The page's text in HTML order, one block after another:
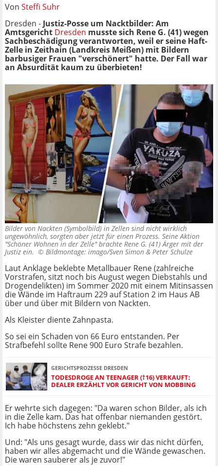
Von Steffi Suhr
Dresden - Justiz-Posse um Nacktbilder: Am
Amtsgericht Dresden musste sich Rene G. (41) wegen
Sachbeschädigung verantworten, weil er seine Haft-
Zelle in Zeithain (Landkreis Meißen) mit Bildern
barbusiger Frauen "verschönert" hatte. Der Fall war
an Absurdität kaum zu überbieten!
Bilder von Nackten (Symbolbild) in Zellen sind nicht wirklich
ungewöhnlich, sorgten aber jetzt für einen Prozess. Seine Aktion
"Schöner Wohnen in der Zelle" brachte Rene G. (41) Ärger mit der
Justiz ein. © Bildmontage: imago/Sven Simon & Peter Schulze
Laut Anklage beklebte Metallbauer Rene (zahlreiche
Vorstrafen, sitzt noch bis August wegen Diebstahls und
Drogendelikten) im Sommer 2020 mit einem Mitinsassen
die Wände im Haftraum 229 auf Station 2 im Haus AB
über und über mit Bildern von Nackten.
Als Kleister diente Zahnpasta.
So sei ein Schaden von 66 Euro entstanden. Per
Strafbefehl sollte Rene 900 Euro Strafe bezahlen.
GERICHTSPROZESSE DRESDEN
TODESDROGE AN TEENAGER (†16) VERKAUFT:
DEALER ERZÄHLT VOR GERICHT VON MOBBING
Er wehrte sich dagegen: "Da waren schon Bilder, als ich
in die Zelle kam. Das hat offenbar niemanden gestört.
Ich habe höchstens zehn geklebt."
Und: "Als uns gesagt wurde, dass wir das nicht dürfen,
haben wir alles abgemacht und die Wände gewaschen.
Die waren sauberer als je zuvor!"